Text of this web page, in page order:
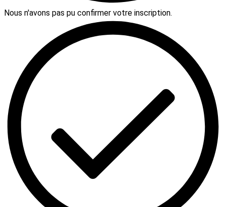
Nous n'avons pas pu confirmer votre inscription.